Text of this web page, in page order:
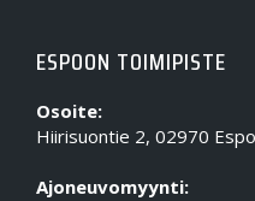
ESPOON TOIMIPISTE
Osoite:
Hiirisuontie 2, 02970
Ajoneuvomyynti: